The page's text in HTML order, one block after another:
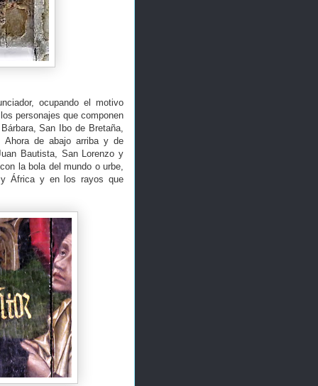
ocupando el motivo
personajes que componen
San Ibo de Bretaña,
Ahora de abajo arriba y de
Bautista, San Lorenzo y
la bola del mundo o urbe,
África y en los rayos que